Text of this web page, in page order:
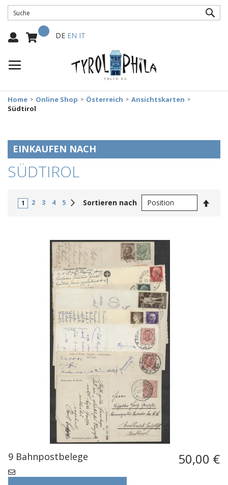
Mein Warenkorb
Select
DE EN IT
Home Online Shop Österreich
Ansichtskarten
Südtirol
SÜDTIROL
1 2 3 4 5 Weiter
Sortieren nach
9 Bahnpostbelege 50,00 €
EINKAUFEN NACH